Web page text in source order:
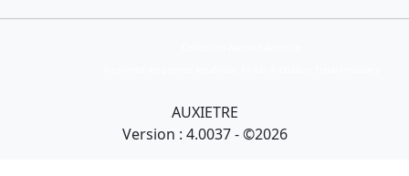
AUXIETRE
Version : 4.0037 - ©2026